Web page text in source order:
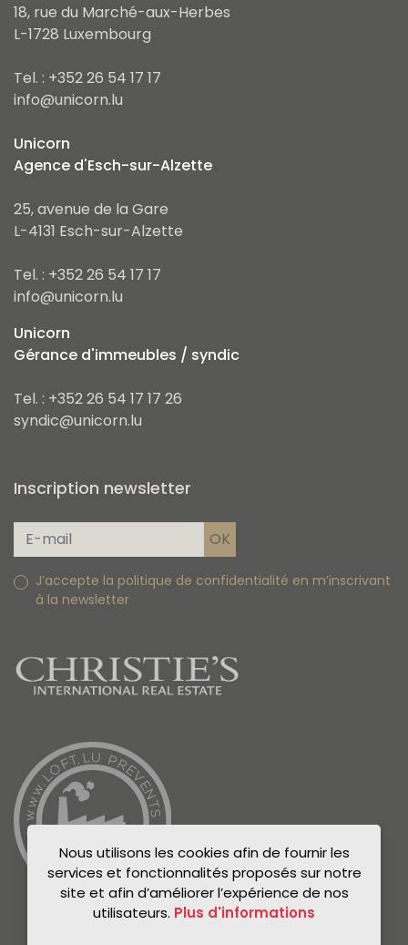
18, rue du Marché-aux-Herbes
L-1728 Luxembourg
Tel. : +352 26 54 17 17
info@unicorn.lu
Unicorn
Agence d'Esch-sur-Alzette
25, avenue de la Gare
L-4131 Esch-sur-Alzette
Tel. : +352 26 54 17 17
info@unicorn.lu
Unicorn
Gérance d'immeubles / syndic
Tel. : +352 26 54 17 17 26
syndic@unicorn.lu
Inscription newsletter
J’accepte la politique de confidentialité en m’inscrivant
à la newsletter
Nous utilisons les cookies afin de fournir les
services et fonctionnalités proposés sur notre
site et afin d’améliorer l’expérience de nos
utilisateurs. Plus d'informations